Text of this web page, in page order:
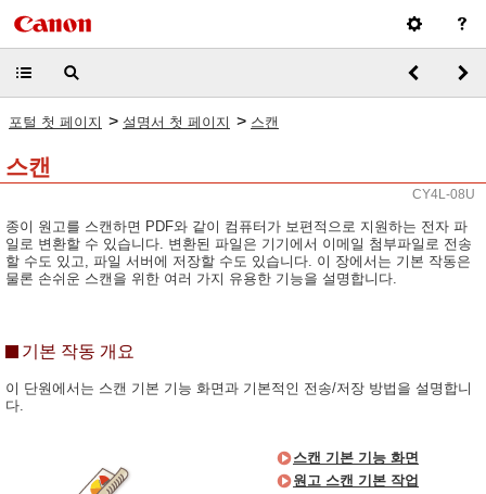
포털 첫 페이지 > 설명서 첫 페이지 > 스캔
스캔
CY4L-08U
종이 원고를 스캔하면 PDF와 같이 컴퓨터가 보편적으로 지원하는 전자 파
일로 변환할 수 있습니다. 변환된 파일은 기기에서 이메일 첨부파일로 전송
할 수도 있고, 파일 서버에 저장할 수도 있습니다. 이 장에서는 기본 작동은
물론 손쉬운 스캔을 위한 여러 가지 유용한 기능을 설명합니다.
기본 작동 개요
이 단원에서는 스캔 기본 기능 화면과 기본적인 전송/저장 방법을 설명합니
다.
스캔 기본 기능 화면
원고 스캔 기본 작업